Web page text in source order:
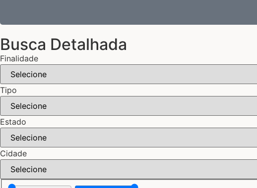
Busca Detalhada
Finalidade
Tipo
Estado
Cidade